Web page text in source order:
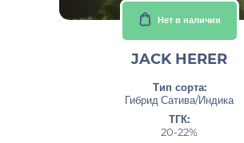
Нет в наличии
JACK HERER
Тип сорта:
Гибрид Сатива/Индика
ТГК:
20-22%